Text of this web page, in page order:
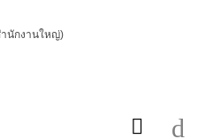
นักงานใหญ่)